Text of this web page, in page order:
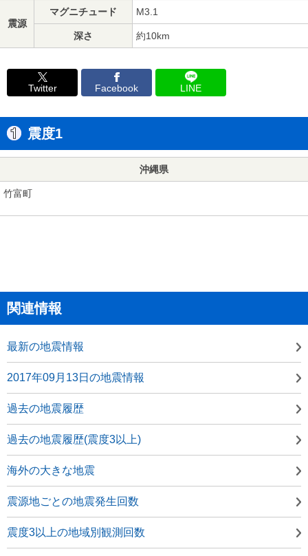
震源
マグニチュード M3.1
深さ 約10km
Twitter Facebook LINE
震度1
沖縄県
竹富町
関連情報
最新の地震情報
2017年09月13日の地震情報
過去の地震履歴
過去の地震履歴(震度3以上)
海外の大きな地震
震源地ごとの地震発生回数
震度3以上の地域別観測回数